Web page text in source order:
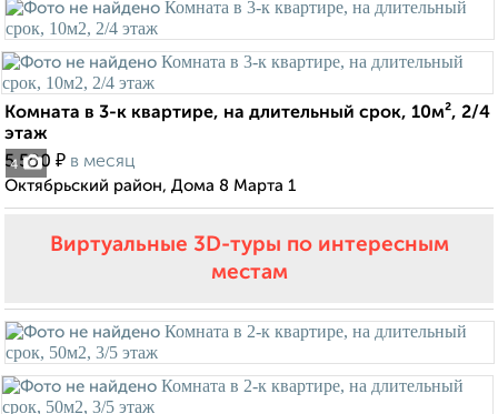
4
Комната в 3-к квартире, на длительный срок, 10м², 2/4
этаж
5 500 ₽ в месяц
Октябрьский район, Дома 8 Марта 1
Виртуальные 3D-туры по интересным
местам